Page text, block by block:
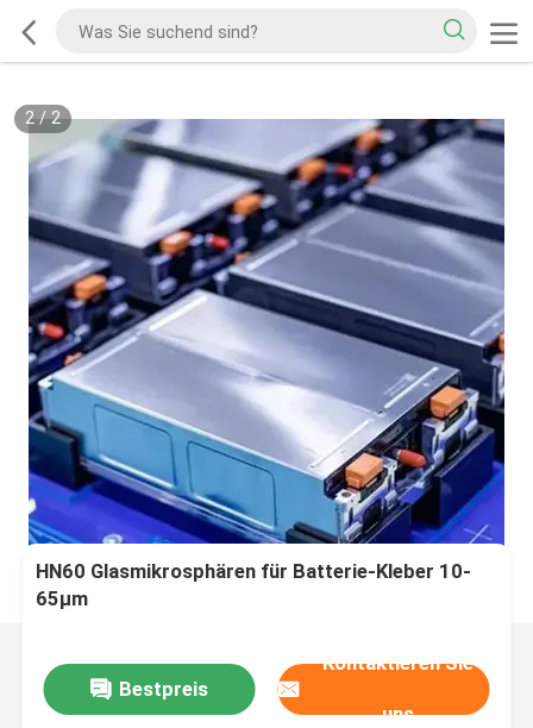
2/2
HN60 Glasmikrosphären für Batterie-Kleber 10-
65μm
Bestpreis
Kontaktieren Sie
uns